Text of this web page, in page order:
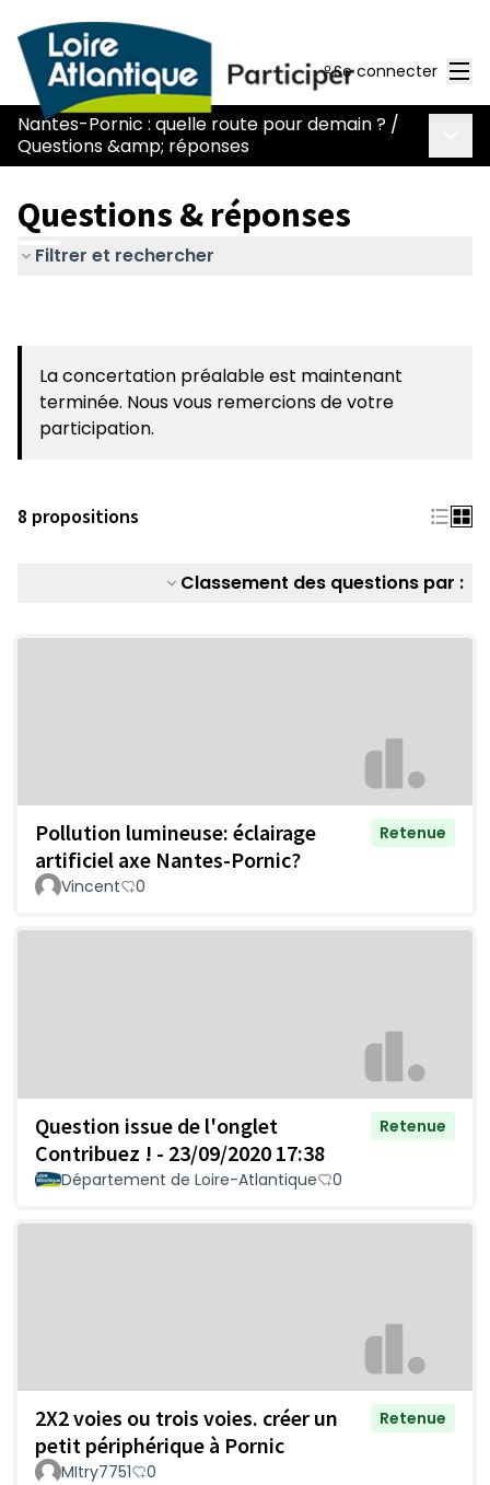
Se connecter
Nantes-Pornic : quelle route pour demain ? /
Questions &amp; réponses
Questions & réponses
Filtrer et rechercher
La concertation préalable est maintenant
terminée. Nous vous remercions de votre
participation.
8 propositions
Classement des questions par :
Pollution lumineuse: éclairage
artificiel axe Nantes-Pornic?
Retenue
Vincent 0
Question issue de l'onglet
Contribuez ! - 23/09/2020 17:38
Retenue
Département de Loire-Atlantique 0
2X2 voies ou trois voies. créer un
petit périphérique à Pornic
Retenue
MItry7751 0